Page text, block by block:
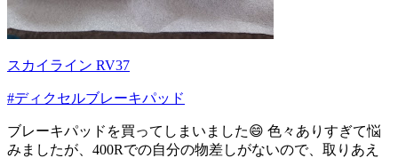
スカイライン RV37
#ディクセルブレーキパッド
ブレーキパッドを買ってしまいました😄 色々ありすぎて悩
みましたが、400Rでの自分の物差しがないので、取りあえ